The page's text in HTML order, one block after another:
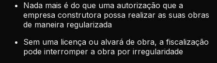
Nada mais é do que uma autorização que a
empresa construtora possa realizar as suas obras
de maneira regularizada
Sem uma licença ou alvará de obra, a fiscalização
pode interromper a obra por irregularidade